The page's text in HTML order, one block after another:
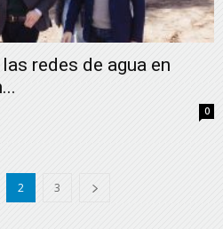
redes de agua en
0
2 3